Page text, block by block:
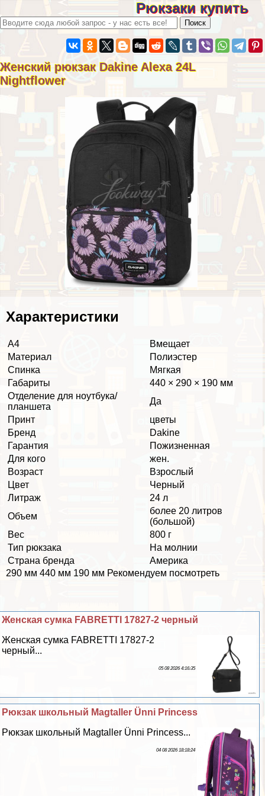
Рюкзаки купить
Женский рюкзак Dakine Alexa 24L
Nightflower
Хаpaктеристики
А4
Вмещает
Материал
Полиэстер
Спинка
Мягкая
Габариты
440 × 290 × 190 мм
Отделение для ноутбука/
планшета
Да
Принт
цветы
Бренд
Dakine
Гарантия
Пожизненная
Для кого
жен.
Возраст
Взрослый
Цвет
Черный
Литраж
24 л
Объем
более 20 литров
(большой)
Вес
800 г
Тип рюкзака
На молнии
Страна бренда
Америка
290 мм 440 мм 190 мм Рекомендуем посмотреть
Женская сумка FABRETTI 17827-2 черный
Женская сумка FABRETTI 17827-2
черный...
05 08 2026 4:16:35
Рюкзак школьный Magtaller Ünni Princess
Рюкзак школьный Magtaller Ünni Princess...
04 08 2026 18:18:24